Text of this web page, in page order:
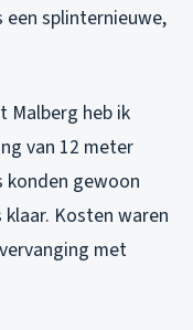
splinternieuwe,
Malberg heb ik
van 12 meter
konden gewoon
klaar. Kosten waren
met